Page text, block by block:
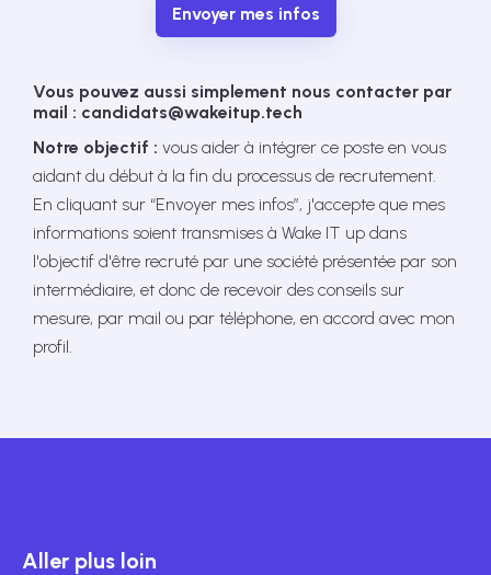
Envoyer mes infos
Vous pouvez aussi simplement nous contacter par
mail : candidats@wakeitup.tech
Notre objectif : vous aider à intégrer ce poste en vous
aidant du début à la fin du processus de recrutement.
En cliquant sur “Envoyer mes infos”, j'accepte que mes
informations soient transmises à Wake IT up dans
l'objectif d'être recruté par une société présentée par son
intermédiaire, et donc de recevoir des conseils sur
mesure, par mail ou par téléphone, en accord avec mon
profil.
Aller plus loin